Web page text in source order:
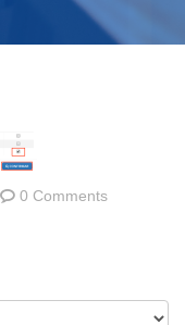
0 Comments